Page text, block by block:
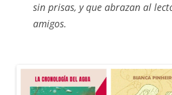
sin prisas, y que abrazan al
amigos.